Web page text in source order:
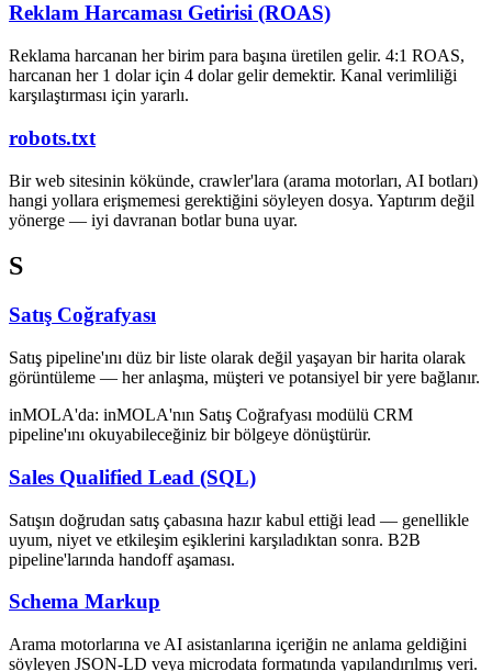
Reklam Harcaması Getirisi (ROAS)
Reklama harcanan her birim para başına üretilen gelir. 4:1 ROAS,
harcanan her 1 dolar için 4 dolar gelir demektir. Kanal verimliliği
karşılaştırması için yararlı.
robots.txt
Bir web sitesinin kökünde, crawler'lara (arama motorları, AI botları)
hangi yollara erişmemesi gerektiğini söyleyen dosya. Yaptırım değil
yönerge — iyi davranan botlar buna uyar.
S
Satış Coğrafyası
Satış pipeline'ını düz bir liste olarak değil yaşayan bir harita olarak
görüntüleme — her anlaşma, müşteri ve potansiyel bir yere bağlanır.
inMOLA'da: inMOLA'nın Satış Coğrafyası modülü CRM
pipeline'ını okuyabileceğiniz bir bölgeye dönüştürür.
Sales Qualified Lead (SQL)
Satışın doğrudan satış çabasına hazır kabul ettiği lead — genellikle
uyum, niyet ve etkileşim eşiklerini karşıladıktan sonra. B2B
pipeline'larında handoff aşaması.
Schema Markup
Arama motorlarına ve AI asistanlarına içeriğin ne anlama geldiğini
söyleyen JSON-LD veya microdata formatında yapılandırılmış veri.